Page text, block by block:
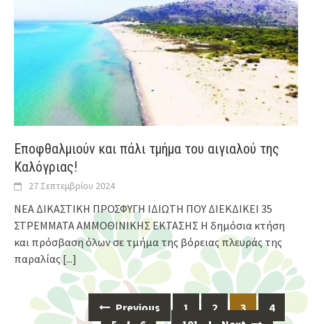
Εποφθαλμιούν και πάλι τμήμα του αιγιαλού της
Καλόγριας!
27 Σεπτεμβρίου 2024
ΝΕΑ ΔΙΚΑΣΤΙΚΗ ΠΡΟΣΦΥΓΗ ΙΔΙΩΤΗ ΠΟΥ ΔΙΕΚΔΙΚΕΙ 35
ΣΤΡΕΜΜΑΤΑ ΑΜΜΟΘΙΝΙΚΗΣ ΕΚΤΑΣΗΣ Η δημόσια κτήση
και πρόσβαση όλων σε τμήμα της βόρειας πλευράς της
παραλίας[...]
Previous 1 2 3
4